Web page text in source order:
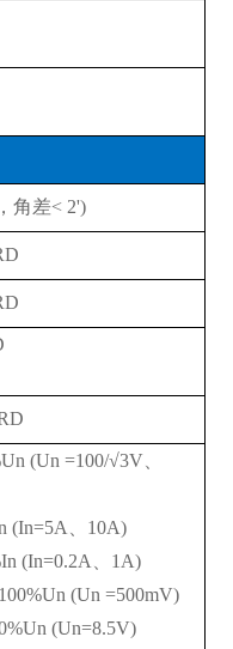
角差< 2')
(Un =100/√3V、
(In=5A、10A)
(In=0.2A、1A)
(Un =500mV)
(Un=8.5V)